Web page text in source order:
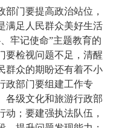
门要提高政治站位，
满足人民群众美好生活
牢记使命”主题教育的
要检视问题不足，清醒
群众的期盼还有着不小
政部门要组建工作专
各级文化和旅游行政部
；要建强执法队伍，